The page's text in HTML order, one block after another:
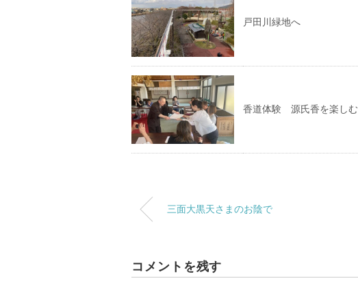
戸田川緑地へ
香道体験 源氏香を楽しむ
三面大黒天さまのお陰で
コメントを残す